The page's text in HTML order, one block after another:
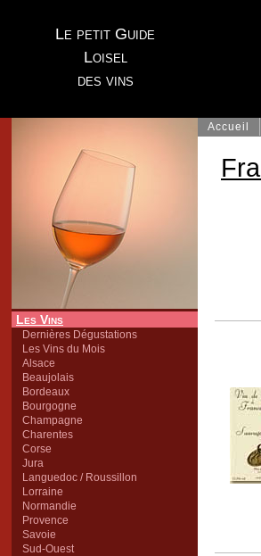
Le petit Guide
Loisel
des vins
Les Vins
Dernières Dégustations
Les Vins du Mois
Alsace
Beaujolais
Bordeaux
Bourgogne
Champagne
Charentes
Corse
Jura
Languedoc / Roussillon
Lorraine
Normandie
Provence
Savoie
Sud-Ouest
Accueil